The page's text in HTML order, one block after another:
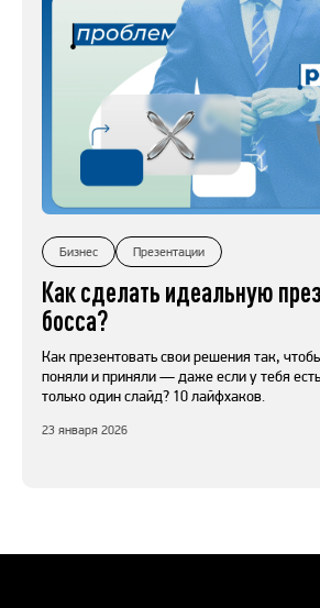
Бизнес Презентации
Как сделать идеальную
босса?
Как презентовать свои решения так,
поняли и приняли — даже если у тебя
только один слайд? 10 лайфхаков.
23 января 2026